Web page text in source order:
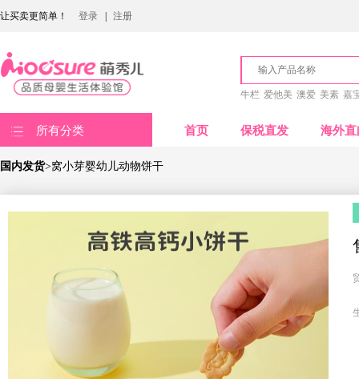
让买卖更简单！ 登录 注册
牛栏 爱他美 澳爱 美素 嘉
所有分类 首页 保税直发 海外直
国内发货>窝小芽婴幼儿动物饼干